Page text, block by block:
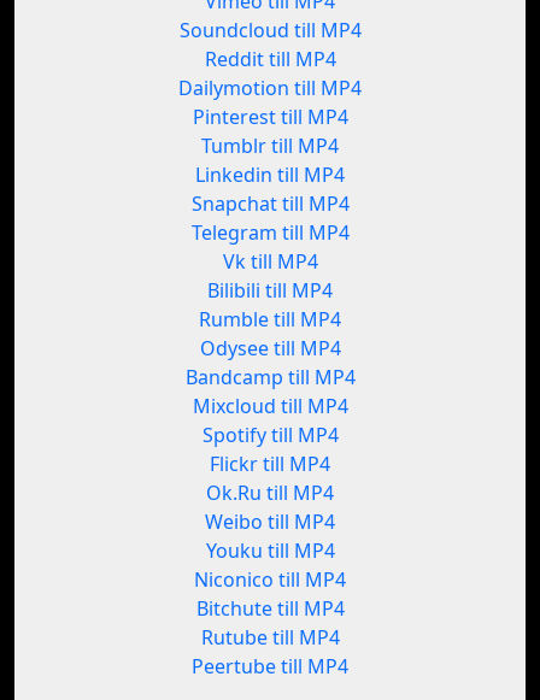
Soundcloud till MP4
Reddit till MP4
Dailymotion till MP4
Pinterest till MP4
Tumblr till MP4
Linkedin till MP4
Snapchat till MP4
Telegram till MP4
Vk till MP4
Bilibili till MP4
Rumble till MP4
Odysee till MP4
Bandcamp till MP4
Mixcloud till MP4
Spotify till MP4
Flickr till MP4
Ok.Ru till MP4
Weibo till MP4
Youku till MP4
Niconico till MP4
Bitchute till MP4
Rutube till MP4
Peertube till MP4